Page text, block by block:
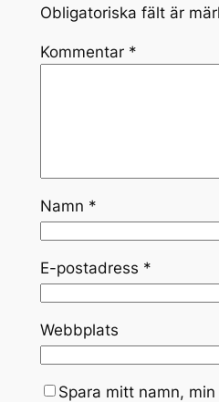
Obligatoriska fält är
Kommentar *
Namn *
E-postadress *
Webbplats
Spara mitt namn,